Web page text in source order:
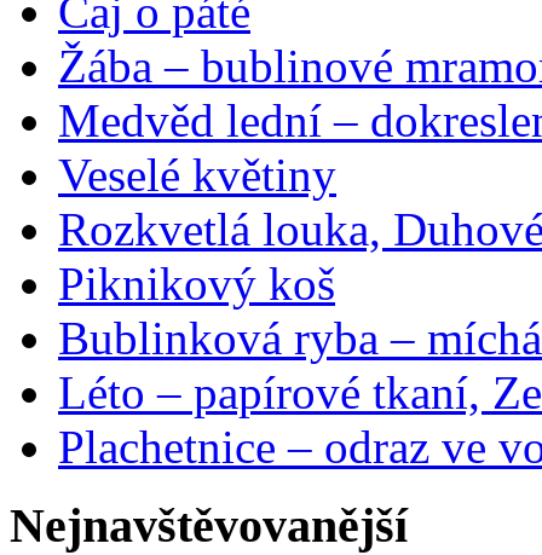
Čaj o páté
Žába – bublinové
Medvěd lední –
Veselé květiny
Rozkvetlá louka,
Piknikový koš
Bublinková ryba –
Léto – papírové tkaní,
Plachetnice – odraz ve
Nejnavštěvovanější